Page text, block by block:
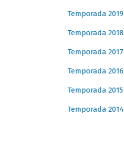
Temporada 2019
Temporada 2018
Temporada 2017
Temporada 2016
Temporada 2015
Temporada 2014